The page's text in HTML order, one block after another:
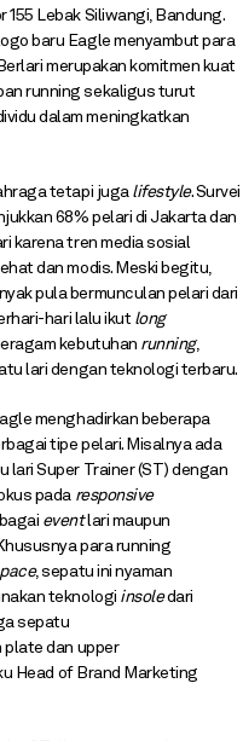
Lebak Siliwangi, Bandung.
baru Eagle menyambut para
merupakan komitmen kuat
running sekaligus turut
dalam meningkatkan
tetapi juga lifestyle. Survei
68% pelari di Jakarta dan
karena tren media sosial
dan modis. Meski begitu,
pula bermunculan pelari dari
hari lalu ikut long
kebutuhan running,
lari dengan teknologi terbaru.
menghadirkan beberapa
tipe pelari. Misalnya ada
lari Super Trainer (ST) dengan
pada responsive
eventlari maupun
para running
pace, sepatu ini nyaman
teknologi insoledari
sepatu
dan upper
Head of Brand Marketing